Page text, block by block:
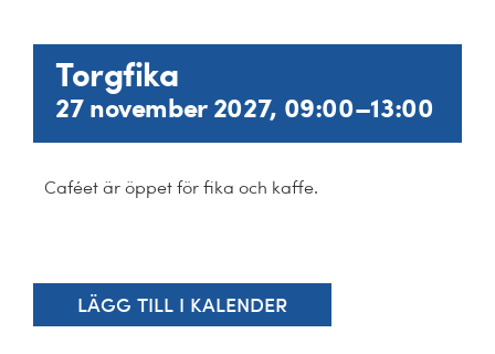
Musik & kultur
Barn & unga
Torgfika
27 november 2027, 09:00–13:00
Caféet är öppet för fika och kaffe.
LÄGG TILL I KALENDER